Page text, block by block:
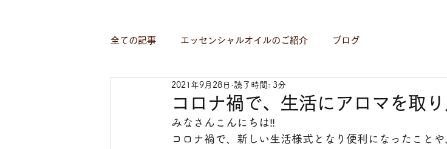
全ての記事 エッセンシャルオイルのご紹介 ブログ
コロナ禍で、生活にアロマを取
2021年9月28日 読了時間: 3分
みなさんこんにちは‼
コロナ禍で、新しい生活様式となり便利になったこと